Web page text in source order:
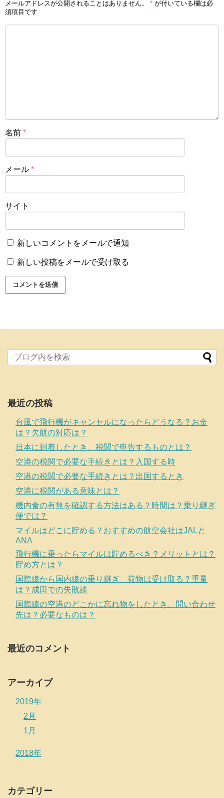
メールアドレスが公開されることはありません。 * が付いている欄は必
須項目です
名前 *
メール *
サイト
新しいコメントをメールで通知
新しい投稿をメールで受け取る
最近の投稿
台風で飛行機がキャンセルになったらどうなる？お金
は？欠航の対応は？
日本に到着したとき、税関で申告するものとは？
空港の税関で必要な手続きとは？入国する時
空港の税関で必要な手続きとは？出国するとき
空港に税関がある意味とは？
機内食の有無を確認する方法はある？時間は？乗り継ぎ
便では？
マイルはどこに貯める？おすすめの航空会社はJALと
ANA
飛行機に乗ったらマイルは貯めるべき？メリットとは？
貯め方とは？
国際線から国内線の乗り継ぎ 荷物は受け取る？重量
は？成田での失敗談
国際線の空港のどこかに忘れ物をしたとき、問い合わせ
先は？必要なものは？
最近のコメント
アーカイブ
2019年
2月
1月
2018年
カテゴリー